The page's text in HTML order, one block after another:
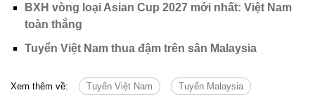
BXH vòng loại Asian Cup 2027 mới nhất: Việt Nam
toàn thắng
Tuyển Việt Nam thua đậm trên sân Malaysia
Xem thêm về: Tuyển Việt Nam Tuyển Malaysia